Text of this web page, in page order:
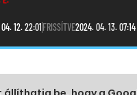
12. 22:01FRISSÍTVE2024. 04. 13. 07:14